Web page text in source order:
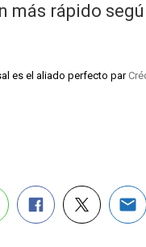
más rápido
es el aliado perfecto par